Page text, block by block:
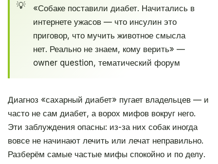
«Собаке поставили диабет. Начитались в
интернете ужасов — что инсулин это
приговор, что мучить животное смысла
нет. Реально не знаем, кому верить» —
owner question, тематический форум
Диагноз «сахарный диабет» пугает владельцев — и
часто не сам диабет, а ворох мифов вокруг него.
Эти заблуждения опасны: из-за них собак иногда
вовсе не начинают лечить или лечат неправильно.
Разберём самые частые мифы спокойно и по делу.